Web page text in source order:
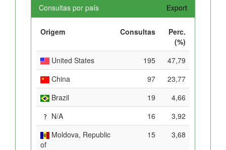
Consultas por país Export
Origem Consultas
Perc.
(%)
United States
195
47,79
China
97
23,77
Brazil
19
4,66
N/A
16
3,92
Moldova, Republic
of
15 3,68